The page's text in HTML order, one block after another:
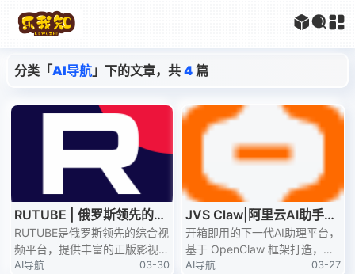
分类「AI导航 」下的文章，共 4 篇
RUTUBE | 俄罗斯领先的视
频平台
RUTUBE是俄罗斯领先的综合视
频平台，提供丰富的正版影视内
容和用户生成视频。
AI导航 03-30
JVS Claw|阿里云AI助手平
台
开箱即用的下一代AI助理平台，
基于 OpenClaw 框架打造，云
端&本地均可一键部署，免除繁
AI导航 03-27